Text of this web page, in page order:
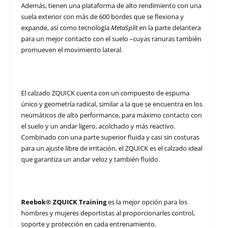
Además, tienen una plataforma de alto rendimiento con una
suela exterior con más de 600 bordes que se flexiona y
expande, así como tecnologíaMetaSpliten la parte delantera
para un mejor contacto con el suelo –cuyas ranuras también
promueven el movimiento lateral.
El calzado ZQUICK cuenta con un compuesto de espuma
único y geometría radical, similar a la que se encuentra en los
neumáticos de alto performance, para máximo contacto con
el suelo y un andar ligero, acolchado y más reactivo.
Combinado con una parte superior fluida y casi sin costuras
para un ajuste libre de irritación, el ZQUICK es el calzado ideal
que garantiza un andar veloz y también fluido.
Reebok® ZQUICKTraininges la mejor opción para los
hombres y mujeres deportistas al proporcionarles control,
soporte y protección en cada entrenamiento.